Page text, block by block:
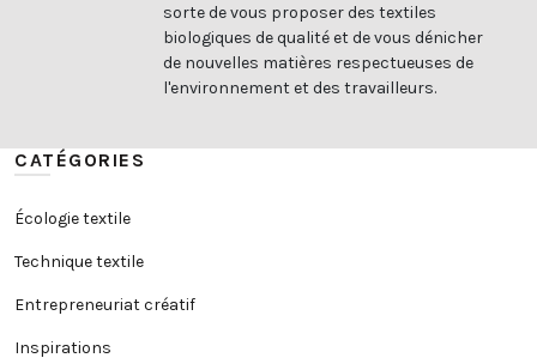
sorte de vous proposer des textiles
biologiques de qualité et de vous dénicher
de nouvelles matières respectueuses de
l'environnement et des travailleurs.
CATÉGORIES
Écologie textile
Technique textile
Entrepreneuriat créatif
Inspirations